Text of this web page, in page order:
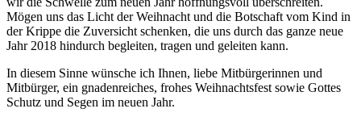
Mögen uns das Licht der Weihnacht und die Botschaft vom Kind in
der Krippe die Zuversicht schenken, die uns durch das ganze neue
Jahr 2018 hindurch begleiten, tragen und geleiten kann.
In diesem Sinne wünsche ich Ihnen, liebe Mitbürgerinnen und
Mitbürger, ein gnadenreiches, frohes Weihnachtsfest sowie Gottes
Schutz und Segen im neuen Jahr.